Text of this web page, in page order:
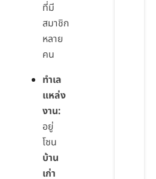
ที่มี
สมาชิก
หลาย
คน
ทำเล
แหล่ง
งาน:
อยู่
โซน
บ้าน
เก่า